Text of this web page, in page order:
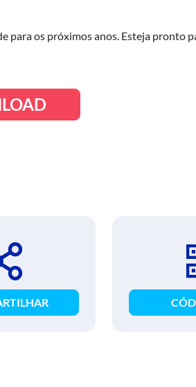
para os próximos anos. Esteja pronto